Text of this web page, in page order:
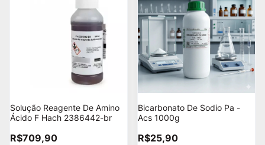
Solução Reagente De Amino
Ácido F Hach 2386442-br
R$709,90
Bicarbonato De Sodio Pa -
Acs 1000g
R$25,90